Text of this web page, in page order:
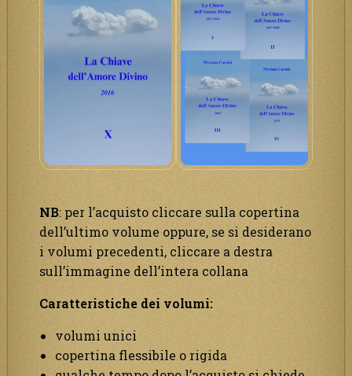
NB: per l’acquisto cliccare sulla copertina
dell’ultimo volume oppure, se si desiderano
i volumi precedenti, cliccare a destra
sull’immagine dell’intera collana
Caratteristiche dei volumi:
volumi unici
copertina flessibile o rigida